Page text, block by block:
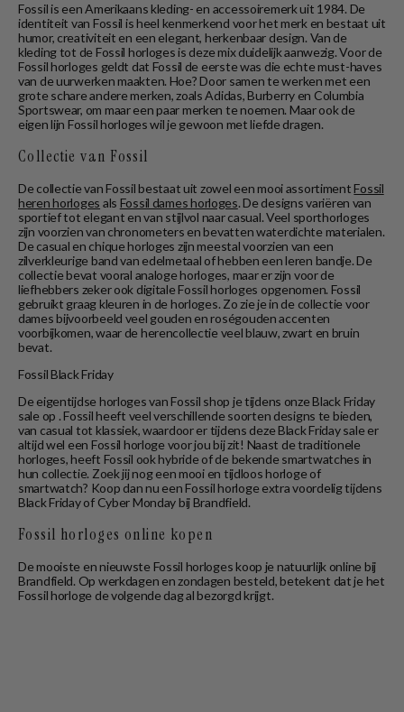
Fossil is een Amerikaans kleding- en accessoiremerk uit 1984. De
identiteit van Fossil is heel kenmerkend voor het merk en bestaat uit
humor, creativiteit en een elegant, herkenbaar design. Van de
kleding tot de Fossil horloges is deze mix duidelijk aanwezig. Voor de
Fossil horloges geldt dat Fossil de eerste was die echte must-haves
van de uurwerken maakten. Hoe? Door samen te werken met een
grote schare andere merken, zoals Adidas, Burberry en Columbia
Sportswear, om maar een paar merken te noemen. Maar ook de
eigen lijn Fossil horloges wil je gewoon met liefde dragen.
Collectie van Fossil
De collectie van Fossil bestaat uit zowel een mooi assortimentFossil
heren horloges als Fossil dames horloges. De designs variëren van
sportief tot elegant en van stijlvol naar casual. Veel sporthorloges
zijn voorzien van chronometers en bevatten waterdichte materialen.
De casual en chique horloges zijn meestal voorzien van een
zilverkleurige band van edelmetaal of hebben een leren bandje. De
collectie bevat vooral analoge horloges, maar er zijn voor de
liefhebbers zeker ook digitale Fossil horloges opgenomen. Fossil
gebruikt graag kleuren in de horloges. Zo zie je in de collectie voor
dames bijvoorbeeld veel gouden en roségouden accenten
voorbijkomen, waar de herencollectie veel blauw, zwart en bruin
bevat.
Fossil Black Friday
De eigentijdse horloges van Fossil shop je tijdens onze Black Friday
sale op . Fossil heeft veel verschillende soorten designs te bieden,
van casual tot klassiek, waardoor er tijdens deze Black Friday sale er
altijd wel een Fossil horloge voor jou bij zit! Naast de traditionele
horloges, heeft Fossil ook hybride of de bekende smartwatches in
hun collectie. Zoek jij nog een mooi en tijdloos horloge of
smartwatch? Koop dan nu een Fossil horloge extra voordelig tijdens
Black Friday of Cyber Monday bij Brandfield.
Fossil horloges online kopen
De mooiste en nieuwste Fossil horloges koop je natuurlijk online bij
Brandfield. Op werkdagen en zondagen besteld, betekent dat je het
Fossil horloge de volgende dag al bezorgd krijgt.